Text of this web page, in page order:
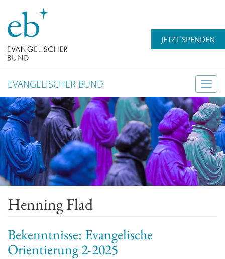
JETZT SPENDEN
T
o
g
g
l
e
n
a
v
EVANGELISCHER BUND
Henning Flad
Bekenntnisse: Evangelische
Orientierung 2-2025